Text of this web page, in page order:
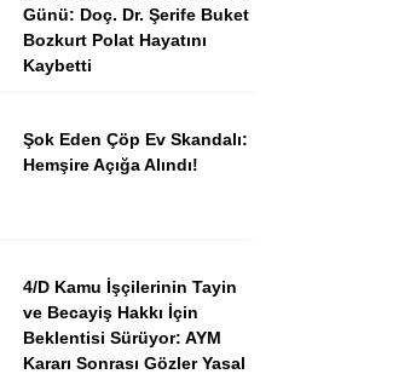
Günü: Doç. Dr. Şerife Buket
Bozkurt Polat Hayatını
Kaybetti
Şok Eden Çöp Ev Skandalı:
Hemşire Açığa Alındı!
4/D Kamu İşçilerinin Tayin
ve Becayiş Hakkı İçin
Beklentisi Sürüyor: AYM
Kararı Sonrası Gözler Yasal